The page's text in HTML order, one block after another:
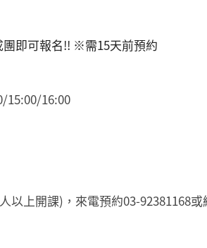
即可報名!! ※需15天前預約
15:00/16:00
以上開課)，來電預約03-92381168或